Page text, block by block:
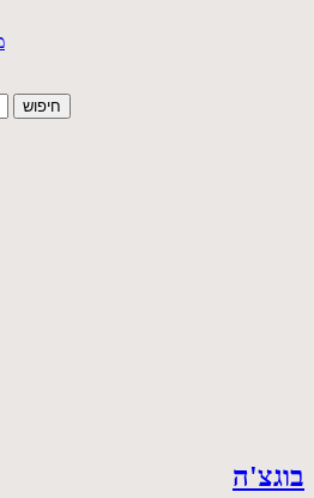
בוגצ'ה